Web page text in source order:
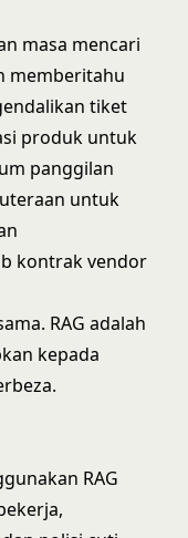
masa mencari
memberitahu
tiket
produk untuk
panggilan
untuk
kontrak vendor
RAG adalah
kepada
RAG